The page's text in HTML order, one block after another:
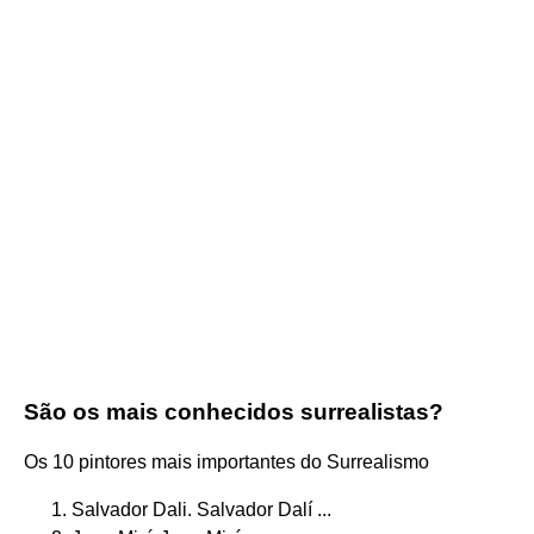
São os mais conhecidos surrealistas?
Os 10 pintores mais importantes do Surrealismo
Salvador Dali. Salvador Dalí ...